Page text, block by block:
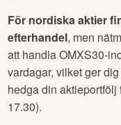
För nordiska aktier
efterhandel, men
att handla OMXS30-
vardagar, vilket ger
hedga din
17.30).